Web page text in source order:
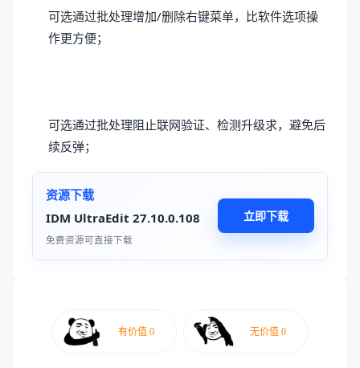
可选通过批处理增加/删除右键菜单，比软件选项操
作更方便；
可选通过批处理阻止联网验证、检测升级求，避免后
续反弹；
资源下载
IDM UltraEdit 27.10.0.108
免费资源可直接下载
立即下载